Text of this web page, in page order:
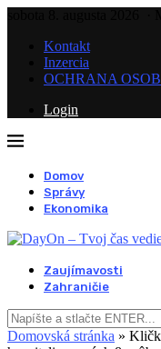
Kontakt
Inzercia
OCHRANA
Login
Domov
Správy
Ekonomika
Zaujímavosti
Zahraničie
Domovská stránka »